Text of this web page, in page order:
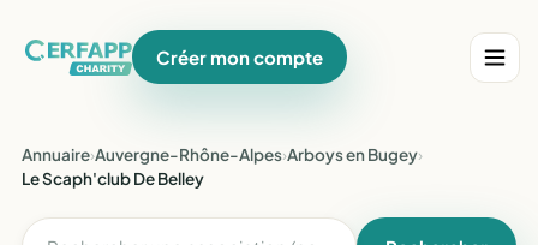
Créer mon compte
Annuaire›Auvergne-Rhône-Alpes›Arboys en Bugey›
Le Scaph'club De Belley